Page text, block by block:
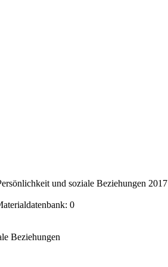
und soziale Beziehungen 2017
0
Beziehungen